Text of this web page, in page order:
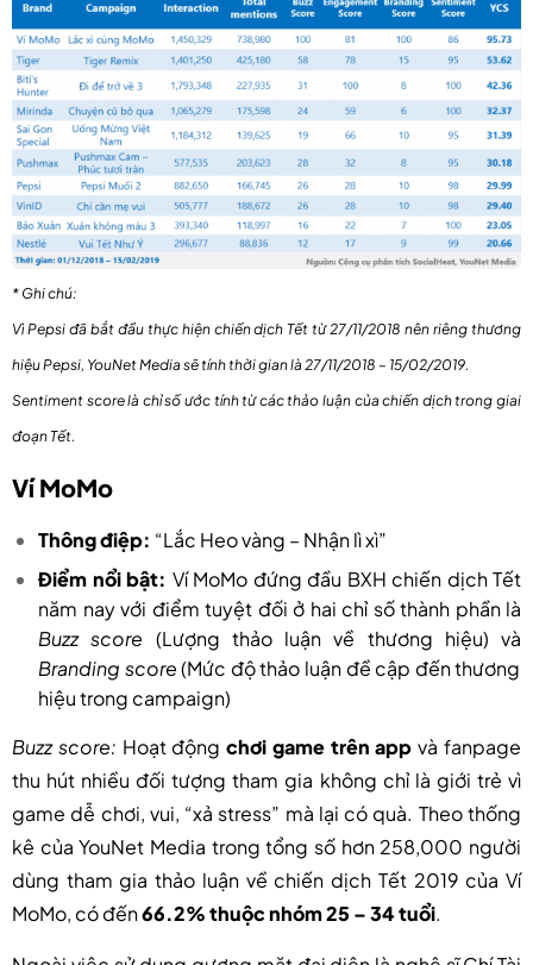
* Ghi chú:
Vì Pepsi đã bắt đầu thực hiện chiến dịch Tết từ 27/11/2018 nên riêng thương
hiệu Pepsi, YouNet Media sẽ tính thời gian là 27/11/2018 – 15/02/2019.
Sentiment score là chỉ số ước tính từ các thảo luận của chiến dịch trong giai
đoạn Tết.
Ví MoMo
Thông điệp: “Lắc Heo vàng – Nhận lì xì”
Điểm nổi bật: Ví MoMo đứng đầu BXH chiến dịch Tết
năm nay với điểm tuyệt đối ở hai chỉ số thành phần là
Buzz score (Lượng thảo luận về thương hiệu) và
Branding score(Mức độ thảo luận đề cập đến thương
hiệu trong campaign)
Buzz score: Hoạt độngchơi game trên app và fanpage
thu hút nhiều đối tượng tham gia không chỉ là giới trẻ vì
game dễ chơi, vui, “xả stress” mà lại có quà. Theo thống
kê của YouNet Media trong tổng số hơn 258,000 người
dùng tham gia thảo luận về chiến dịch Tết 2019 của Ví
MoMo, có đến66.2% thuộc nhóm 25 – 34 tuổi.